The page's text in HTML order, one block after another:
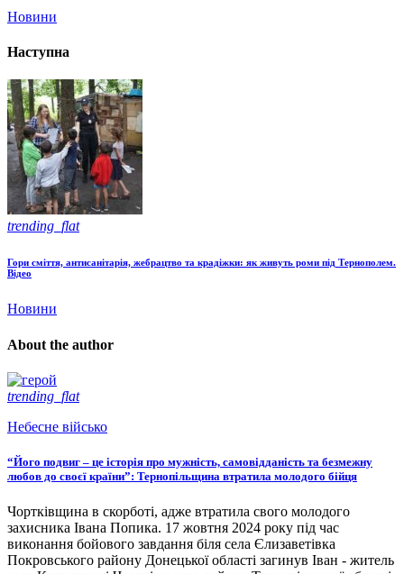
Новини
Наступна
trending_flat
Гори сміття, антисанітарія, жебрацтво та крадіжки: як живуть роми під Тернополем.
Відео
Новини
About the author
trending_flat
Небесне військо
“Його подвиг – це історія про мужність, самовідданість та безмежну
любов до своєї країни”: Тернопільщина втратила молодого бійця
Чортківщина в скорботі, адже втратила свого молодого
захисника Івана Попика. 17 жовтня 2024 року під час
виконання бойового завдання біля села Єлизаветівка
Покровського району Донецької області загинув Іван - житель